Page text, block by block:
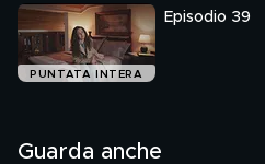
PUNTATA INTERA
Episodio 39
Guarda anche